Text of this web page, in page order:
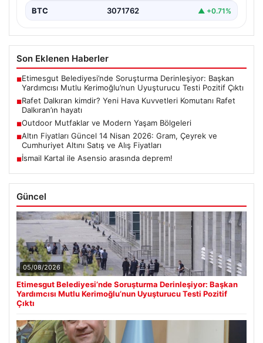
BTC 3071762 ▲ +0.71%
Son Eklenen Haberler
■Etimesgut Belediyesi’nde Soruşturma Derinleşiyor: Başkan
Yardımcısı Mutlu Kerimoğlu’nun Uyuşturucu Testi Pozitif Çıktı
■Rafet Dalkıran kimdir? Yeni Hava Kuvvetleri Komutanı Rafet
Dalkıran’ın hayatı
■Outdoor Mutfaklar ve Modern Yaşam Bölgeleri
■Altın Fiyatları Güncel 14 Nisan 2026: Gram, Çeyrek ve
Cumhuriyet Altını Satış ve Alış Fiyatları
■İsmail Kartal ile Asensio arasında deprem!
Güncel
05/08/2026
Etimesgut Belediyesi’nde Soruşturma Derinleşiyor: Başkan
Yardımcısı Mutlu Kerimoğlu’nun Uyuşturucu Testi Pozitif
Çıktı